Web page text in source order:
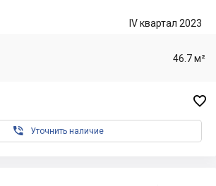
IV квартал 2023
46.7 м²

 Уточнить наличие